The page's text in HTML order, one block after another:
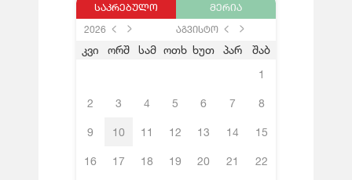
ᲡᲐᲙᲠᲔᲑᲣᲚᲝ ᲛᲔᲠᲘᲐ
2026 აგვისტო
კვი ორშ სამ ოთხ ხუთ პარ
შაბ
1
2 3 4 5 6 7 8
9 10 11 12 13 14 15
16 17 18 19 20 21 22